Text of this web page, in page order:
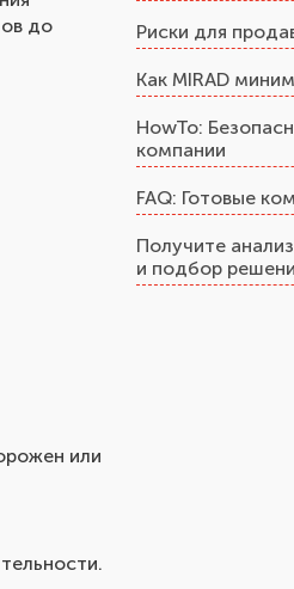
до
или
Риски для
Как MIRAD
HowTo:
компании
FAQ: Готовые
Получите
и подбор